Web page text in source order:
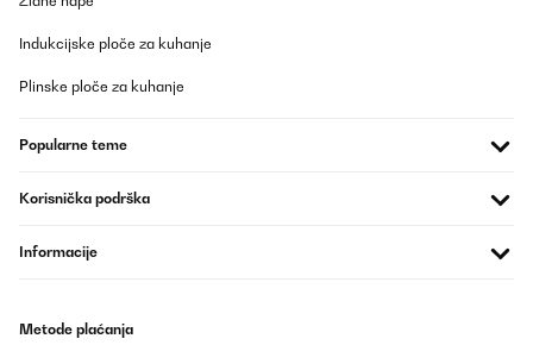
Indukcijske ploče za kuhanje
Plinske ploče za kuhanje
Popularne teme
Korisnička podrška
Informacije
Metode plaćanja